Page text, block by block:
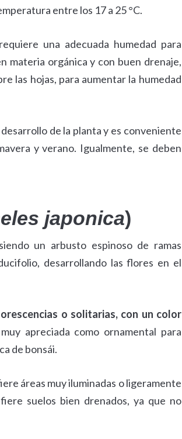
entre los 17 a 25 °C.
una adecuada humedad para
materia orgánica y con buen drenaje,
las hojas, para aumentar la humedad
de la planta y es conveniente
y verano. Igualmente, se deben
japonica)
un arbusto espinoso de ramas
desarrollando las flores en el
o solitarias, con un color
apreciada como ornamental para
de bonsái.
áreas muy iluminadas o ligeramente
suelos bien drenados, ya que no